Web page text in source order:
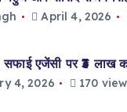
April 4, 2026
एजेंसी पर ₹3 लाख
4, 2026 170